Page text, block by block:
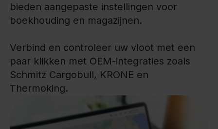
bieden aangepaste instellingen voor
boekhouding en magazijnen.
Verbind en controleer uw vloot met een
paar klikken met OEM-integraties zoals
Schmitz Cargobull, KRONE en
Thermoking.